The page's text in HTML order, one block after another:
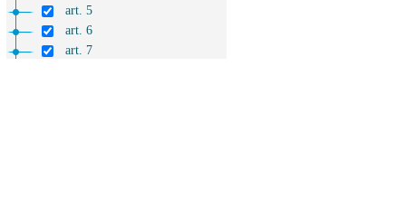
art. 5
art. 6
art. 7